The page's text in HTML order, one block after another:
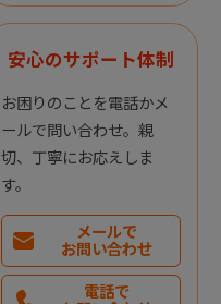
安心のサポート体制
お困りのことを電話かメ
ールで問い合わせ。親
切、丁寧にお応えしま
す。
メールで
お問い合わせ
電話で